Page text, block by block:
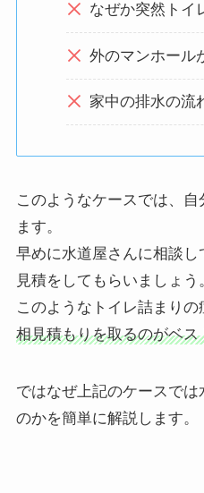
なぜか突然トイ
外のマンホール
家中の排水の流
このようなケースでは、
ます。
早めに水道屋さんに相談
見積をしてもらいましょう
このようなトイレ詰まりの
相見積もりを取るのがベス
ではなぜ上記のケースで
のかを簡単に解説します。